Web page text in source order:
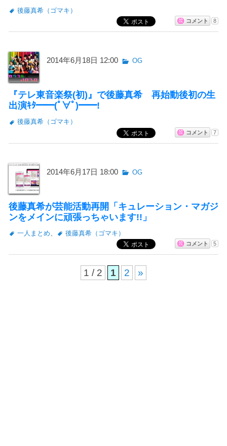
後藤真希（ゴマキ）
コメント 8
2014年6月18日 12:00 OG
『テレ東音楽祭(初)』で後藤真希 再始動後初の生
出演ｷﾀ━━(ﾟ∀ﾟ)━━!
後藤真希（ゴマキ）
コメント 7
2014年6月17日 18:00 OG
後藤真希が芸能活動再開「キュレーション・マガジ
ンをメインに頑張っちゃいます!!」
一人まとめ 後藤真希（ゴマキ）
コメント 5
1 / 2 1 2 »